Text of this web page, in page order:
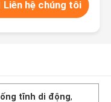
Liên hệ chúng tôi
tĩnh di động,